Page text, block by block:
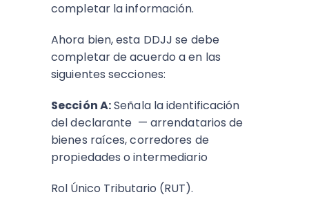
completar la información.
Ahora bien, esta DDJJ se debe
completar de acuerdo a en las
siguientes secciones:
Sección A:Señala la identificación
del declarante — arrendatarios de
bienes raíces, corredores de
propiedades o intermediario
Rol Único Tributario (RUT).